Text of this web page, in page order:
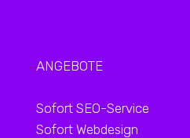
ANGEBOTE
Sofort SEO-Service
Sofort Webdesign